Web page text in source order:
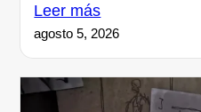
Leer más
agosto 5, 2026